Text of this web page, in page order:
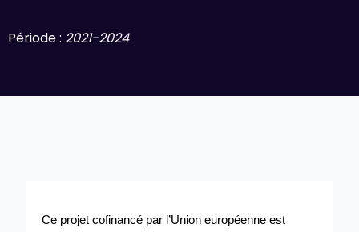
Période : 2021-2024
Ce projet cofinancé par l’Union européenne est